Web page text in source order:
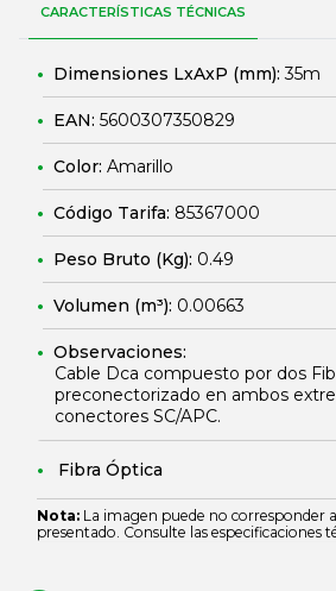
CARACTERÍSTICAS TÉCNICAS
Dimensiones LxAxP (mm):35m
EAN: 5600307350829
Color: Amarillo
Código Tarifa: 85367000
Peso Bruto (Kg): 0.49
Volumen (m³): 0.00663
Observaciones:
Cable Dca compuesto por dos
preconectorizado en ambos
conectores SC/APC.
Fibra Óptica
Nota: La imagen puede no corresponder
presentado. Consulte las especificaciones